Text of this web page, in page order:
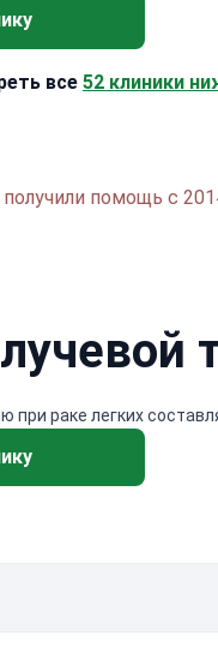
все 52 клиники
помощь с
при раке легких